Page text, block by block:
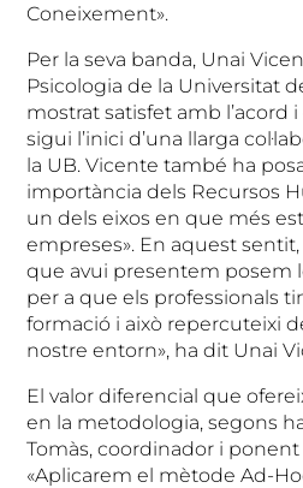
Coneixement».
Per la seva banda, Unai
Psicologia de la Universitat
mostrat satisfet amb l’acord
sigui l’inici d’una llarga
la UB. Vicente també ha
importància dels Recursos
un dels eixos en que més
empreses». En aquest
que avui presentem posem
per a que els professionals
formació i això repercuteixi
nostre entorn», ha dit Unai
El valor diferencial que
en la metodologia, segons
Tomàs, coordinador i ponent
«Aplicarem el mètode Ad-